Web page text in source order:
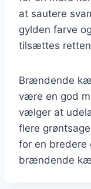
at sautere
gylden farve
tilsættes
Brændende
være en god
vælger at
flere
for en bredere
brændende